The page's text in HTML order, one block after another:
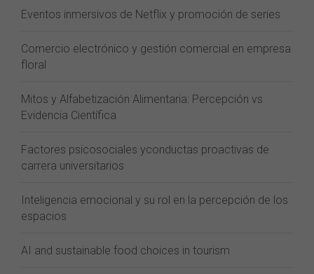
Eventos inmersivos de Netflix y promoción de series
Comercio electrónico y gestión comercial en empresa
floral
Mitos y Alfabetización Alimentaria: Percepción vs
Evidencia Científica
Factores psicosociales yconductas proactivas de
carrera universitarios
Inteligencia emocional y su rol en la percepción de los
espacios
AI and sustainable food choices in tourism